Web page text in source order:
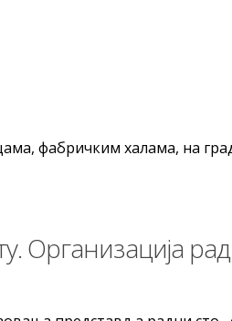
фабричким халама, на
Организација